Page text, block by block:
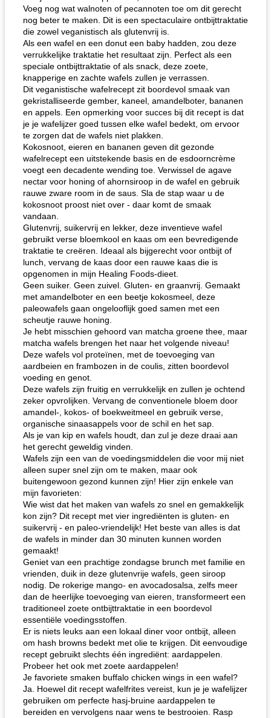
Voeg nog wat walnoten of pecannoten toe om dit gerecht
nog beter te maken. Dit is een spectaculaire ontbijttraktatie
die zowel veganistisch als glutenvrij is.
Als een wafel en een donut een baby hadden, zou deze
verrukkelijke traktatie het resultaat zijn. Perfect als een
speciale ontbijttraktatie of als snack, deze zoete,
knapperige en zachte wafels zullen je verrassen.
Dit veganistische wafelrecept zit boordevol smaak van
gekristalliseerde gember, kaneel, amandelboter, bananen
en appels. Een opmerking voor succes bij dit recept is dat
je je wafelijzer goed tussen elke wafel bedekt, om ervoor
te zorgen dat de wafels niet plakken.
Kokosnoot, eieren en bananen geven dit gezonde
wafelrecept een uitstekende basis en de esdoorncrème
voegt een decadente wending toe. Verwissel de agave
nectar voor honing of ahornsiroop in de wafel en gebruik
rauwe zware room in de saus. Sla de stap waar u de
kokosnoot proost niet over - daar komt de smaak
vandaan.
Glutenvrij, suikervrij en lekker, deze inventieve wafel
gebruikt verse bloemkool en kaas om een ​​bevredigende
traktatie te creëren. Ideaal als bijgerecht voor ontbijt of
lunch, vervang de kaas door een rauwe kaas die is
opgenomen in mijn Healing Foods-dieet.
Geen suiker. Geen zuivel. Gluten- en graanvrij. Gemaakt
met amandelboter en een beetje kokosmeel, deze
paleowafels gaan ongelooflijk goed samen met een
scheutje rauwe honing.
Je hebt misschien gehoord van matcha groene thee, maar
matcha wafels brengen het naar het volgende niveau!
Deze wafels vol proteïnen, met de toevoeging van
aardbeien en frambozen in de coulis, zitten boordevol
voeding en genot.
Deze wafels zijn fruitig en verrukkelijk en zullen je ochtend
zeker opvrolijken. Vervang de conventionele bloem door
amandel-, kokos- of boekweitmeel en gebruik verse,
organische sinaasappels voor de schil en het sap.
Als je van kip en wafels houdt, dan zul je deze draai aan
het gerecht geweldig vinden.
Wafels zijn een van de voedingsmiddelen die voor mij niet
alleen super snel zijn om te maken, maar ook
buitengewoon gezond kunnen zijn! Hier zijn enkele van
mijn favorieten:
Wie wist dat het maken van wafels zo snel en gemakkelijk
kon zijn? Dit recept met vier ingrediënten is gluten- en
suikervrij - en paleo-vriendelijk! Het beste van alles is dat
de wafels in minder dan 30 minuten kunnen worden
gemaakt!
Geniet van een prachtige zondagse brunch met familie en
vrienden, duik in deze glutenvrije wafels, geen siroop
nodig. De rokerige mango- en avocadosalsa, zelfs meer
dan de heerlijke toevoeging van eieren, transformeert een
traditioneel zoete ontbijttraktatie in een boordevol
essentiële voedingsstoffen.
Er is niets leuks aan een lokaal diner voor ontbijt, alleen
om hash browns bedekt met olie te krijgen. Dit eenvoudige
recept gebruikt slechts één ingrediënt: aardappelen.
Probeer het ook met zoete aardappelen!
Je favoriete smaken buffalo chicken wings in een wafel?
Ja. Hoewel dit recept wafelfrites vereist, kun je je wafelijzer
gebruiken om perfecte hasj-bruine aardappelen te
bereiden en vervolgens naar wens te bestrooien. Rasp